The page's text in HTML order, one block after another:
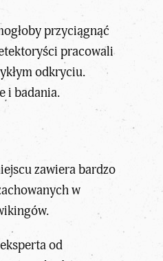
przyciągnąć
pracowali
odkryciu.
i badania.
zawiera bardzo
w
.
od